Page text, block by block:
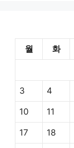
월
화
3 4
10 11
17 18